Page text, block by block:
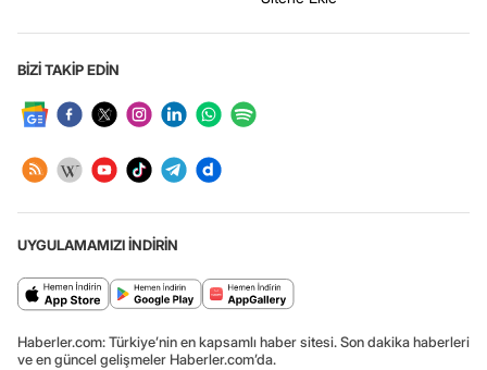
BİZİ TAKİP EDİN
UYGULAMAMIZI İNDİRİN
Haberler.com: Türkiye’nin en kapsamlı haber sitesi. Son dakika haberleri
ve en güncel gelişmeler Haberler.com’da.